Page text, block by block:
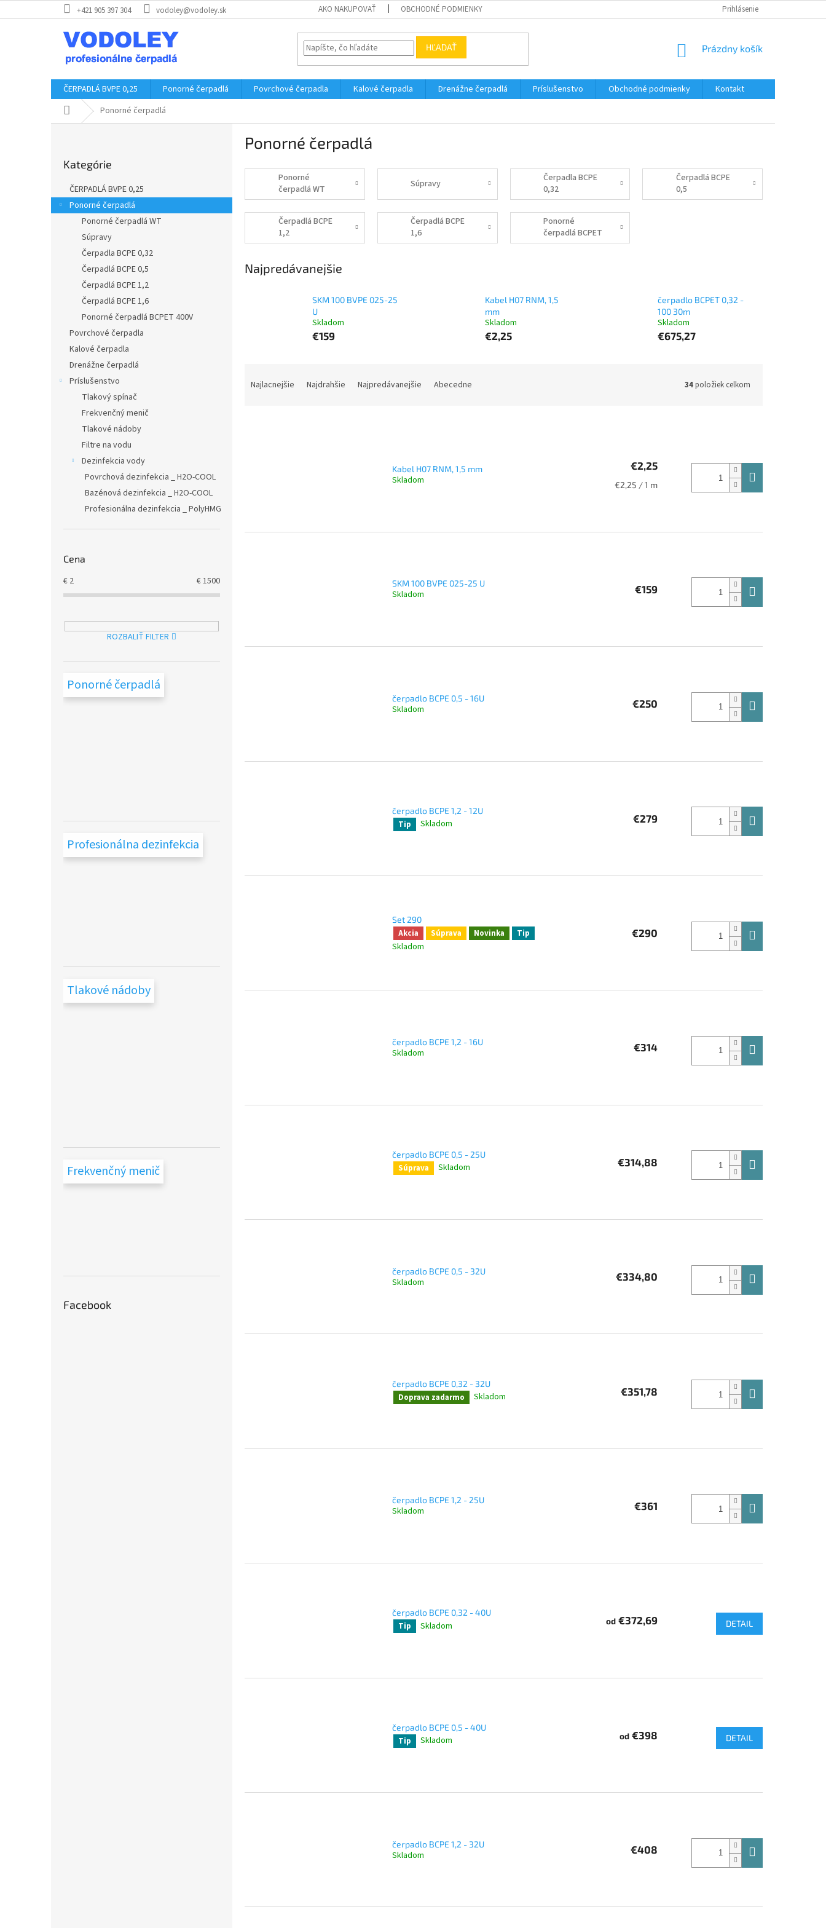
na
+421 905 397 304 vodoley@vodoley.sk AKO NAKUPOVAŤ OBCHODNÉ PODMIENKY Prihlásenie
HĽADAŤ
NÁKUPNÝ
Prázdny košík
ČERPADLÁ BVPE 0,25 Ponorné čerpadlá Povrchové čerpadla Kalové čerpadla Drenážne čerpadlá Príslušenstvo Obchodné podmienky
Kontakt
DomovPonorné čerpadlá
p
a
kategórie
Kategórie
ČERPADLÁ BVPE 0,25
Ponorné čerpadlá
Ponorné čerpadlá WT
Súpravy
Čerpadla BCPE 0,32
Čerpadlá BCPE 0,5
Čerpadlá BCPE 1,2
Čerpadlá BCPE 1,6
Ponorné čerpadlá BCPET 400V
Povrchové čerpadla
Kalové čerpadla
Drenážne čerpadlá
Príslušenstvo
Tlakový spínač
Frekvenčný menič
Tlakové nádoby
Filtre na vodu
Dezinfekcia vody
Povrchová dezinfekcia _ H2O-COOL
Bazénová dezinfekcia _ H2O-COOL
Profesionálna dezinfekcia _ PolyHMG
Cena
€ 2 €1500
ROZBALIŤ FILTER
Ponorné čerpadlá
Profesionálna dezinfekcia
Tlakové nádoby
Frekvenčný menič
Facebook
Ponorné čerpadlá
Ponorné
čerpadlá WT
Súpravy
Čerpadla BCPE
0,32
Čerpadlá BCPE
0,5
Čerpadlá BCPE
1,2
Čerpadlá BCPE
1,6
Ponorné
čerpadlá BCPET
400V
Najpredávanejšie
SKM 100 BVPE 025-25
U
Skladom
€159
Kabel H07 RNM, 1,5
mm
Skladom
€2,25
čerpadlo BCPET 0,32 -
100 30m
Skladom
€675,27
k
Najlacnejšie Najdrahšie Najpredávanejšie Abecedne 34položiek celkom
d
Kabel H07 RNM, 1,5 mm
Skladom
€2,25
Jednotková
€2,25 / 1 m
SKM 100 BVPE 025-25 U
Skladom €159
čerpadlo BCPE 0,5 - 16U
Skladom €250
čerpadlo BCPE 1,2 - 12U
Tip Skladom €279
Set 290
Akcia Súprava Novinka Tip
Skladom
€290
čerpadlo BCPE 1,2 - 16U
Skladom €314
čerpadlo BCPE 0,5 - 25U
Súprava Skladom €314,88
čerpadlo BCPE 0,5 - 32U
Skladom €334,80
čerpadlo BCPE 0,32 - 32U
Doprava zadarmo Skladom €351,78
čerpadlo BCPE 1,2 - 25U
Skladom €361
čerpadlo BCPE 0,32 - 40U
Tip Skladom od €372,69 DETAIL
čerpadlo BCPE 0,5 - 40U
Tip Skladom od €398 DETAIL
čerpadlo BCPE 1,2 - 32U
Skladom €408